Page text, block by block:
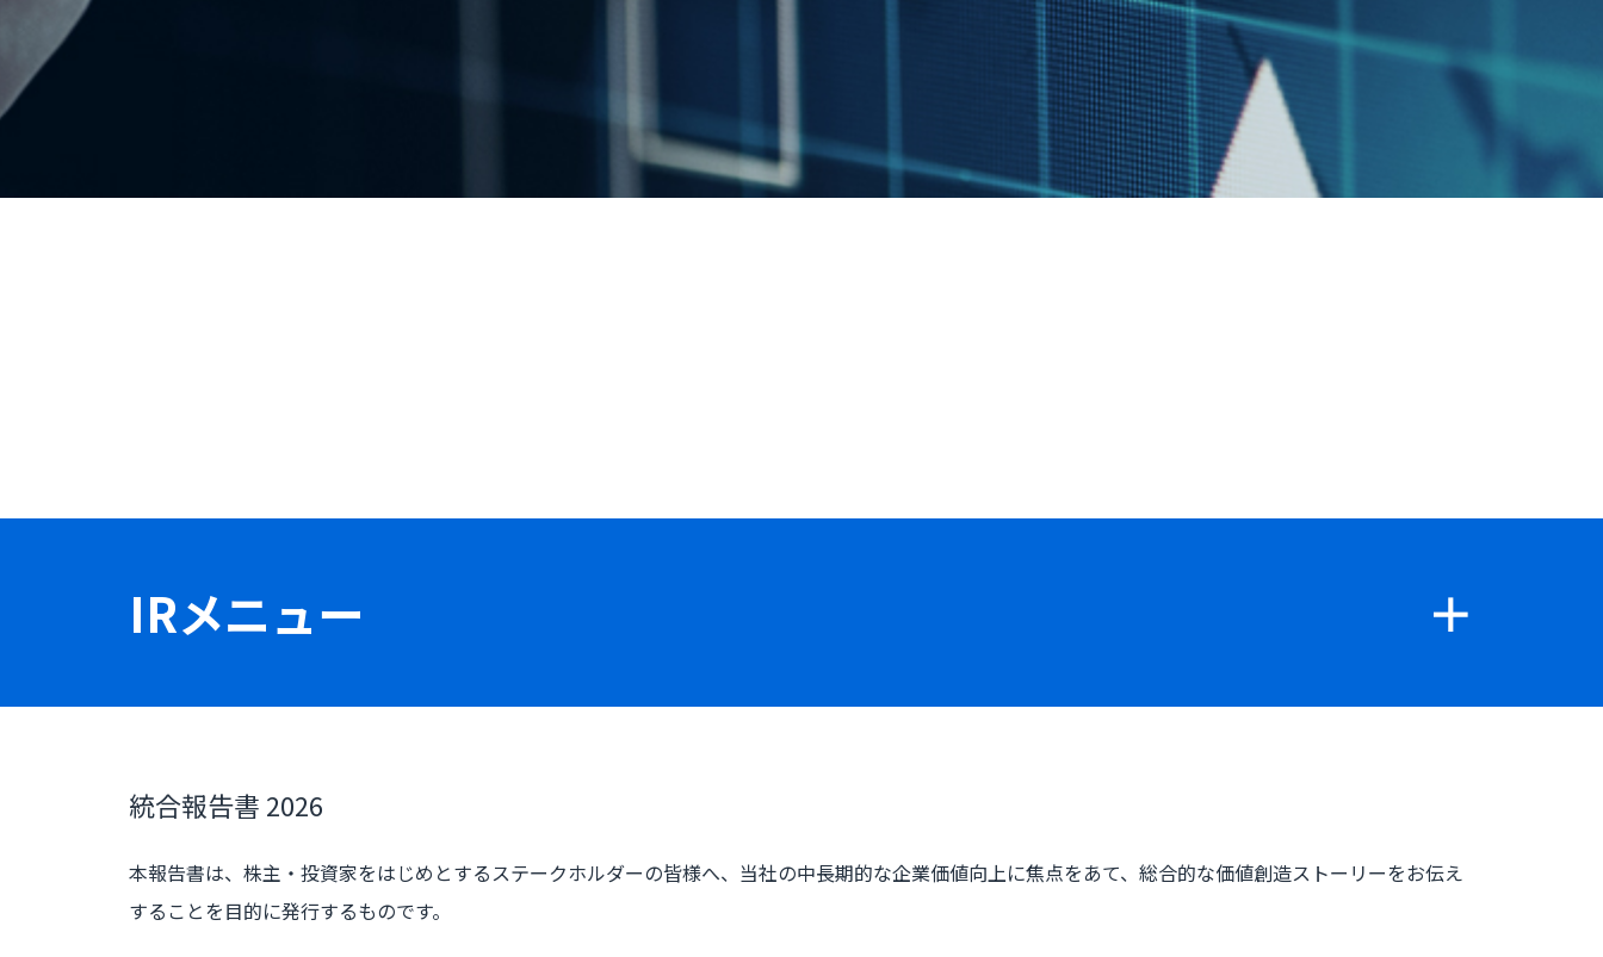
IRメニュー
統合報告書 2026
本報告書は、株主・投資家をはじめとするステークホルダーの皆様へ、当社の中長期的な企業価値向上に焦点をあて、総合的な価値創造ストーリーをお伝え
することを目的に発行するものです。